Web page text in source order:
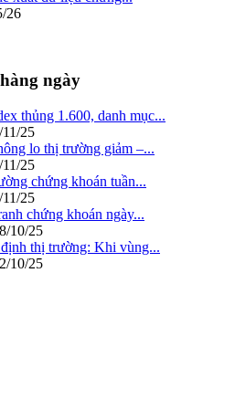
26
ngày
thủng 1.600, danh mục...
11/25
lo thị trường giảm –...
11/25
chứng khoán tuần...
11/25
chứng khoán ngày...
10/25
thị trường: Khi vùng...
10/25